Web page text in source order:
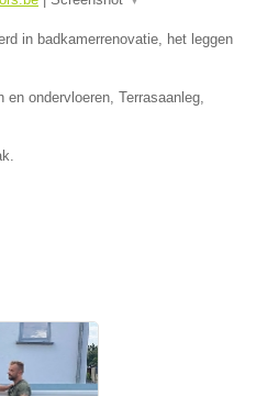
in badkamerrenovatie, het leggen
ondervloeren, Terrasaanleg,